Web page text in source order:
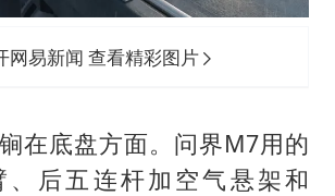
网易新闻 查看精彩图片
在底盘方面。问界M7用的
、后五连杆加空气悬架和